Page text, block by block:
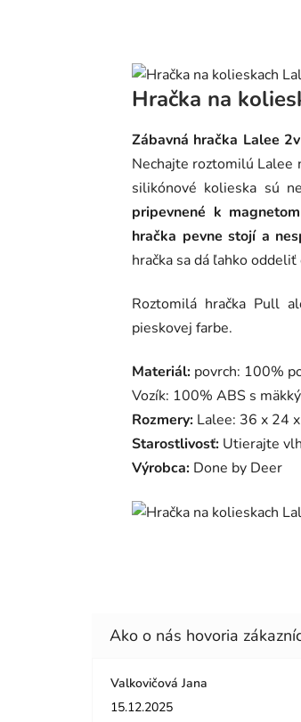
Hračka na
Zábavná hračka Lalee
Nechajte roztomilú Lalee
silikónové kolieska sú
pripevnené k magnetom
hračka pevne stojí a
hračka sa dá ľahko oddeliť
Roztomilá hračka Pull
pieskovej farbe.
Materiál: povrch: 100%
Vozík: 100% ABS s
Rozmery: Lalee: 36 x 24
Starostlivosť: Utierajte
Výrobca: Done by Deer
Valkovičová Jana
Hodnotenie obchodu je 5 z 5
15.12.2025